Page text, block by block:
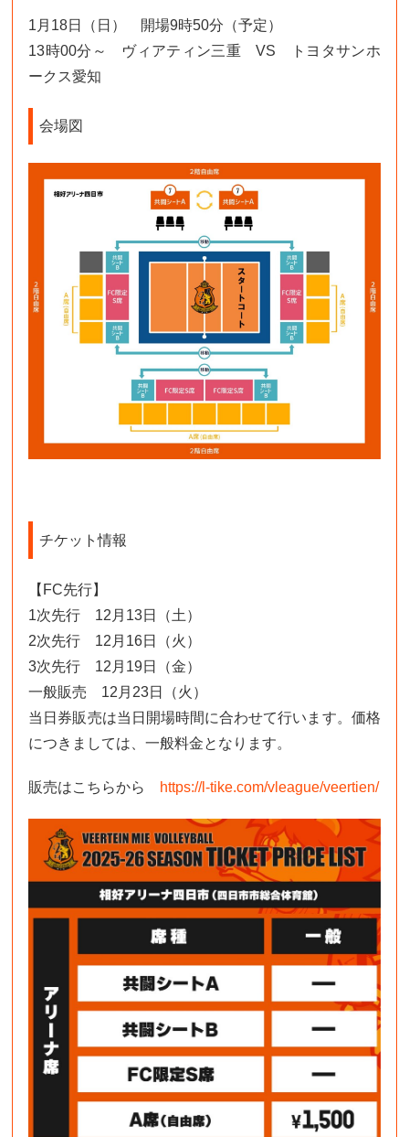
1月18日（日） 開場9時50分（予定）
13時00分～ ヴィアティン三重 VS トヨタサンホ
ークス愛知
会場図
チケット情報
【FC先行】
1次先行 12月13日（土）
2次先行 12月16日（火）
3次先行 12月19日（金）
一般販売 12月23日（火）
当日券販売は当日開場時間に合わせて行います。価格
につきましては、一般料金となります。
販売はこちらから https://l-tike.com/vleague/veertien/